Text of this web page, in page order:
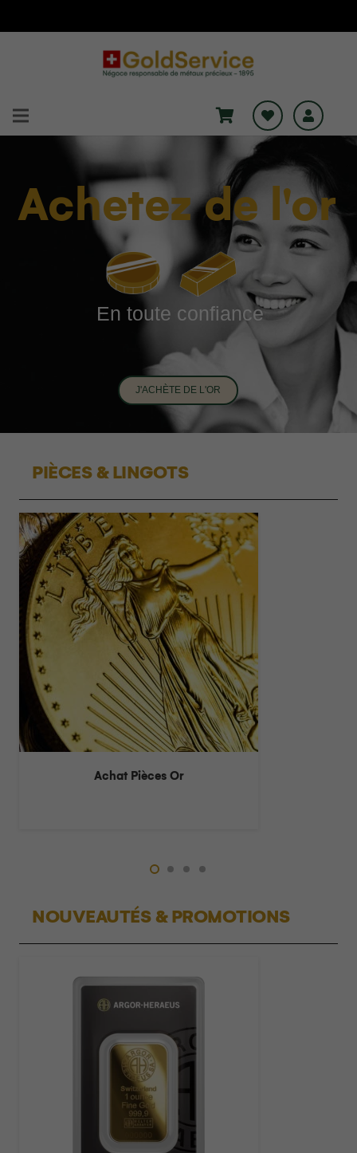
Achetez de l'or
J'ACHÈTE DE L'OR
En toute confiance
PIÈCES & LINGOTS
Achat Pièces Or
Achat lingots Or
NOUVEAUTÉS & PROMOTIONS